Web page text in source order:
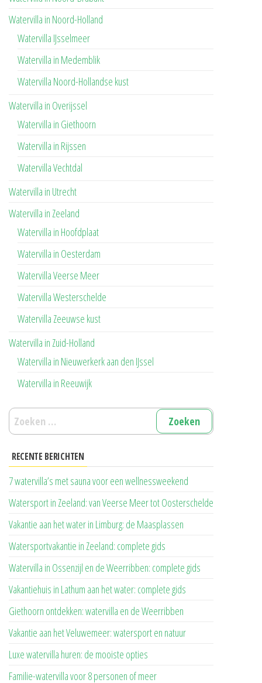
Watervilla in Noord-Holland
Watervilla IJsselmeer
Watervilla in Medemblik
Watervilla Noord-Hollandse kust
Watervilla in Overijssel
Watervilla in Giethoorn
Watervilla in Rijssen
Watervilla Vechtdal
Watervilla in Utrecht
Watervilla in Zeeland
Watervilla in Hoofdplaat
Watervilla in Oesterdam
Watervilla Veerse Meer
Watervilla Westerschelde
Watervilla Zeeuwse kust
Watervilla in Zuid-Holland
Watervilla in Nieuwerkerk aan den IJssel
Watervilla in Reeuwijk
Zoeken
naar:
RECENTE BERICHTEN
7 watervilla’s met sauna voor een wellnessweekend
Watersport in Zeeland: van Veerse Meer tot Oosterschelde
Vakantie aan het water in Limburg: de Maasplassen
Watersportvakantie in Zeeland: complete gids
Watervilla in Ossenzijl en de Weerribben: complete gids
Vakantiehuis in Lathum aan het water: complete gids
Giethoorn ontdekken: watervilla en de Weerribben
Vakantie aan het Veluwemeer: watersport en natuur
Luxe watervilla huren: de mooiste opties
Familie-watervilla voor 8 personen of meer